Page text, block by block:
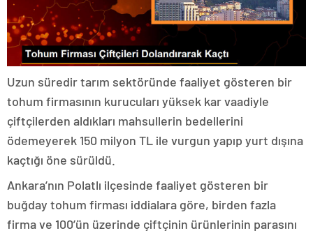
Uzun süredir tarım sektöründe faaliyet gösteren bir
tohum firmasının kurucuları yüksek kar vaadiyle
çiftçilerden aldıkları mahsullerin bedellerini
ödemeyerek 150 milyon TL ile vurgun yapıp yurt dışına
kaçtığı öne sürüldü.
Ankara’nın Polatlı ilçesinde faaliyet gösteren bir
buğday tohum firması iddialara göre, birden fazla
firma ve 100’ün üzerinde çiftçinin ürünlerinin parasını